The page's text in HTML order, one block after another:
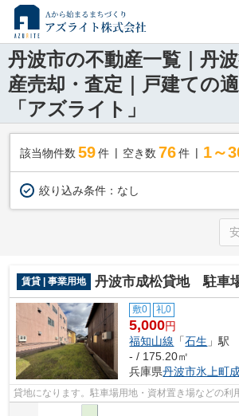
丹波市の不動産一覧｜丹
産売却・査定｜戸建ての
「アズライト」
該当物件数 59件 空き数 76 件 1～
絞り込み条件： なし
賃貸 | 事業用地 丹波市成松貸地 駐車場用地
敷0 礼0
5,000円
福知山線 「石生 」駅
- / 175.20㎡
兵庫県丹波市氷上町
貸地になります。駐車場用地・資材置き場などの利